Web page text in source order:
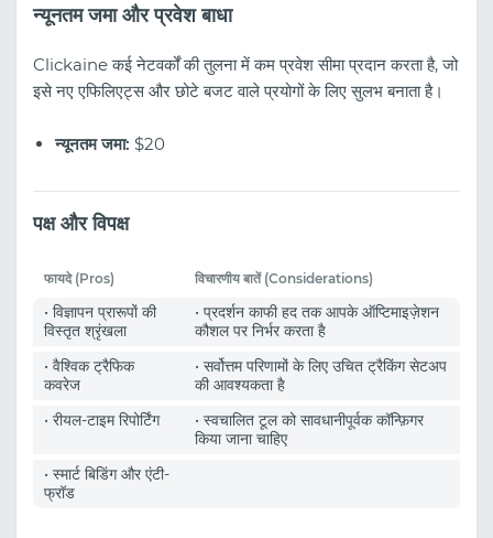
न्यूनतम जमा और प्रवेश बाधा
Clickaine कई नेटवर्कों की तुलना में कम प्रवेश सीमा प्रदान करता है, जो
इसे नए एफिलिएट्स और छोटे बजट वाले प्रयोगों के लिए सुलभ बनाता है।
न्यूनतम जमा: $20
पक्ष और विपक्ष
फायदे (Pros) विचारणीय बातें (Considerations)
• विज्ञापन प्रारूपों की
विस्तृत श्रृंखला
• प्रदर्शन काफी हद तक आपके ऑप्टिमाइज़ेशन
कौशल पर निर्भर करता है
• वैश्विक ट्रैफिक
कवरेज
• सर्वोत्तम परिणामों के लिए उचित ट्रैकिंग सेटअप
की आवश्यकता है
• रीयल-टाइम रिपोर्टिंग
• स्वचालित टूल को सावधानीपूर्वक कॉन्फ़िगर
किया जाना चाहिए
• स्मार्ट बिडिंग और एंटी-
फ्रॉड